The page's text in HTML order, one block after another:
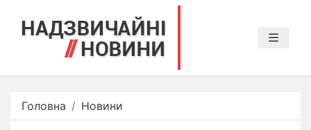
Головна Новини